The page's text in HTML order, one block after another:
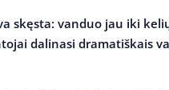
skęsta: vanduo jau iki
dalinasi dramatiškais